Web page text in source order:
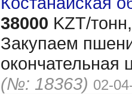
38000 KZT/тонн,
Закупаем
окончательная
(№: 18363) 02-